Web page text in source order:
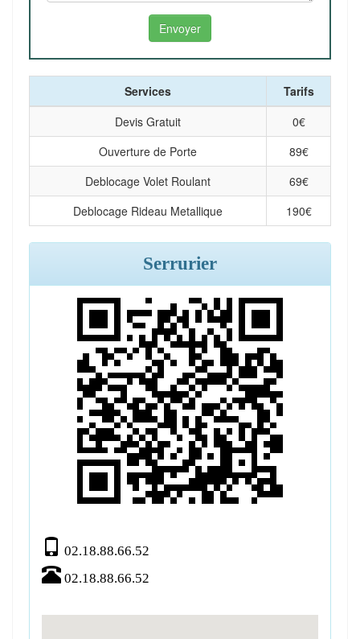
Services
Tarifs
Devis Gratuit
0€
Ouverture de Porte
89€
Deblocage Volet Roulant
69€
Deblocage Rideau Metallique
190€
Serrurier
02.18.88.66.52
02.18.88.66.52